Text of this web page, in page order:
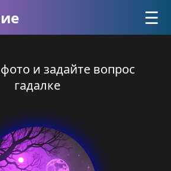
☰
и задайте вопрос
гадалке